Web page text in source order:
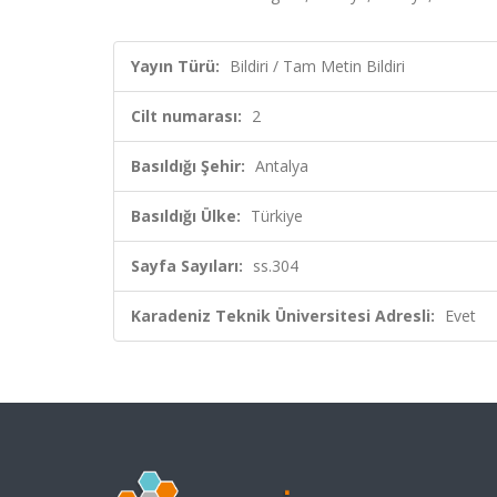
Yayın Türü: Bildiri / Tam Metin Bildiri
Cilt numarası: 2
Basıldığı Şehir: Antalya
Basıldığı Ülke: Türkiye
Sayfa Sayıları: ss.304
Karadeniz Teknik Üniversitesi Adresli: Evet